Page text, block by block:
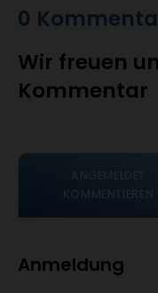
0
Wir freuen
Kommentar
ANGEMELDET
KOMMENTIEREN
Anmeldung